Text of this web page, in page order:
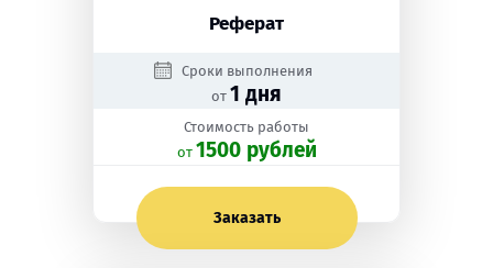
Реферат
Сроки выполнения
от 1 дня
Стоимость работы
oт 1500 рублей
Заказать